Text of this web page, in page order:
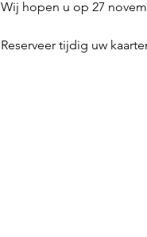
Wij hopen u op 27
Reserveer tijdig uw